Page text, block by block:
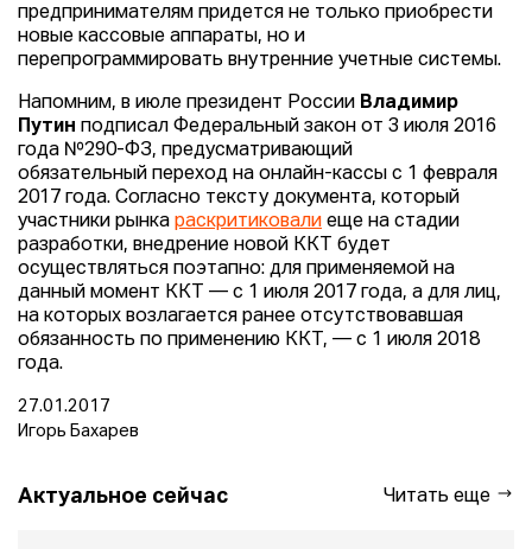
предпринимателям придется не только приобрести
новые кассовые аппараты, но и
перепрограммировать внутренние учетные системы.
Напомним, в июле президент России Владимир
Путин подписал Федеральный закон от 3 июля 2016
года №290-ФЗ, предусматривающий
обязательный переход на онлайн-кассы с 1 февраля
2017 года. Согласно тексту документа, который
участники рынка раскритиковали еще на стадии
разработки, внедрение новой ККТ будет
осуществляться поэтапно: для применяемой на
данный момент ККТ — с 1 июля 2017 года, а для лиц,
на которых возлагается ранее отсутствовавшая
обязанность по применению ККТ, — с 1 июля 2018
года.
27.01.2017
Игорь Бахарев
Актуальное сейчас Читать еще